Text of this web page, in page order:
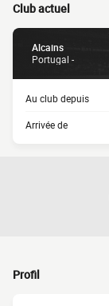
Club actuel
Alcains
Portugal -
Au club depuis
Arrivée de
Profil